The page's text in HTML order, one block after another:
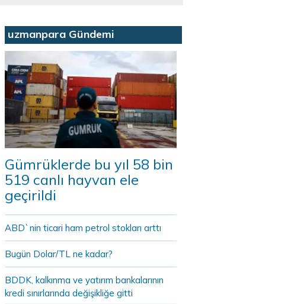
uzmanpara Gündemi
Gümrüklerde bu yıl 58 bin
519 canlı hayvan ele
geçirildi
ABD`nin ticari ham petrol stokları arttı
Bugün Dolar/TL ne kadar?
BDDK, kalkınma ve yatırım bankalarının
kredi sınırlarında değişikliğe gitti